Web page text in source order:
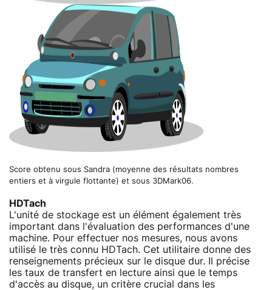
Score obtenu sous Sandra (moyenne des résultats nombres
entiers et à virgule flottante) et sous 3DMark06.
HDTach
L'unité de stockage est un élément également très
important dans l'évaluation des performances d'une
machine. Pour effectuer nos mesures, nous avons
utilisé le très connu HDTach. Cet utilitaire donne des
renseignements précieux sur le disque dur. Il précise
les taux de transfert en lecture ainsi que le temps
d'accès au disque, un critère crucial dans les